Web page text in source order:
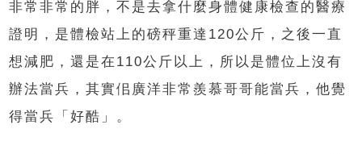
非常非常的胖，不是去拿什麼身體健康檢查的醫療
證明，是體檢站上的磅秤重達120公斤，之後一直
想減肥，還是在110公斤以上，所以是體位上沒有
辦法當兵，其實佀廣洋非常羨慕哥哥能當兵，他覺
得當兵「好酷」。